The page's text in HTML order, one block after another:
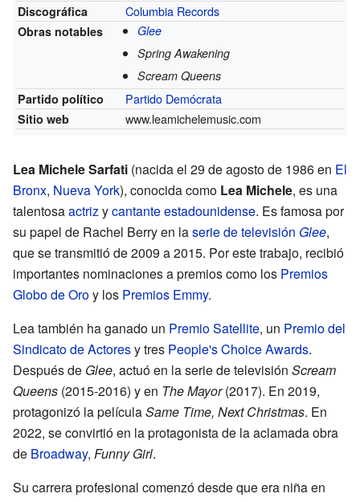
Discográfica Columbia Records
Obras notables
Glee
Spring Awakening
Scream Queens
Partido político
Partido Demócrata
Sitio web www.leamichelemusic.com
Lea Michele Sarfati (nacida el 29 de agosto de 1986 en El
Bronx, Nueva York), conocida como Lea Michele, es una
talentosaactrizycantanteestadounidense. Es famosa por
su papel de Rachel Berry en laserie de televisión Glee,
que se transmitió de 2009 a 2015. Por este trabajo, recibió
importantes nominaciones a premios como los Premios
Globo de Oroy los Premios Emmy.
Lea también ha ganado un Premio Satellite, un Premio del
Sindicato de Actoresy tres People's Choice Awards.
Después de Glee, actuó en la serie de televisión Scream
Queens (2015-2016) y en The Mayor(2017). En 2019,
protagonizó la películaSame Time, Next Christmas. En
2022, se convirtió en la protagonista de la aclamada obra
de Broadway, Funny Girl.
Su carrera profesional comenzó desde que era niña en